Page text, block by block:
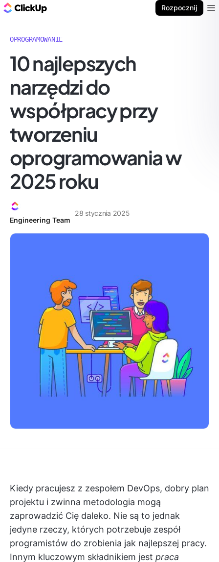
Rozpocznij
OPROGRAMOWANIE
10 najlepszych
narzędzi do
współpracy przy
tworzeniu
oprogramowania w
2025 roku
Engineering Team
28 stycznia 2025
Kiedy pracujesz z zespołem DevOps, dobry plan
projektu i zwinna metodologia mogą
zaprowadzić Cię daleko. Nie są to jednak
jedyne rzeczy, których potrzebuje zespół
programistów do zrobienia jak najlepszej pracy.
Innym kluczowym składnikiem jest praca